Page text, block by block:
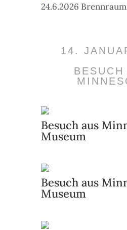
24.6.2026 Brennraum
14.
BESUCH
Besuch aus
Museum
Besuch aus
Museum